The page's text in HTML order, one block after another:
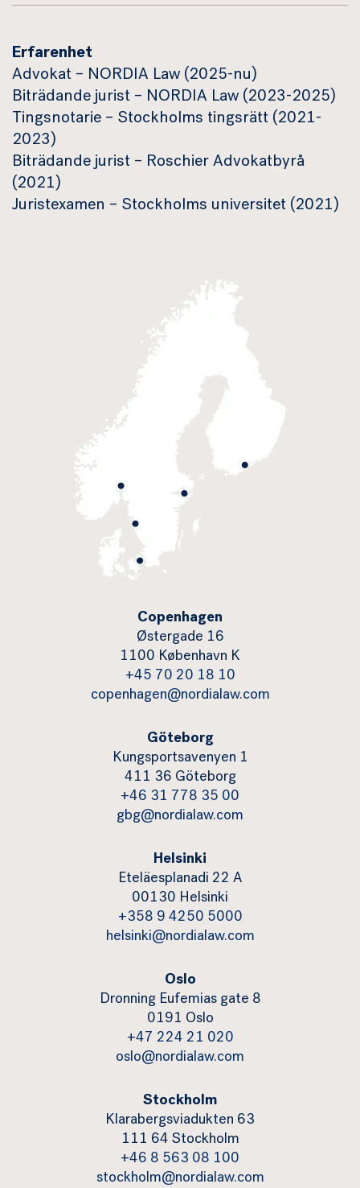
Erfarenhet
Advokat – NORDIA Law (2025-nu)
Biträdande jurist – NORDIA Law (2023-2025)
Tingsnotarie – Stockholms tingsrätt (2021-
2023)
Biträdande jurist – Roschier Advokatbyrå
(2021)
Juristexamen – Stockholms universitet (2021)
Copenhagen
Østergade 16
1100 København K
+45 70 20 18 10
copenhagen@nordialaw.com
Göteborg
Kungsportsavenyen 1
411 36 Göteborg
+46 31 778 35 00
gbg@nordialaw.com
Helsinki
Eteläesplanadi 22 A
00130 Helsinki
+358 9 4250 5000
helsinki@nordialaw.com
Oslo
Dronning Eufemias gate 8
0191 Oslo
+47 224 21 020
oslo@nordialaw.com
Stockholm
Klarabergsviadukten 63
111 64 Stockholm
+46 8 563 08 100
stockholm@nordialaw.com